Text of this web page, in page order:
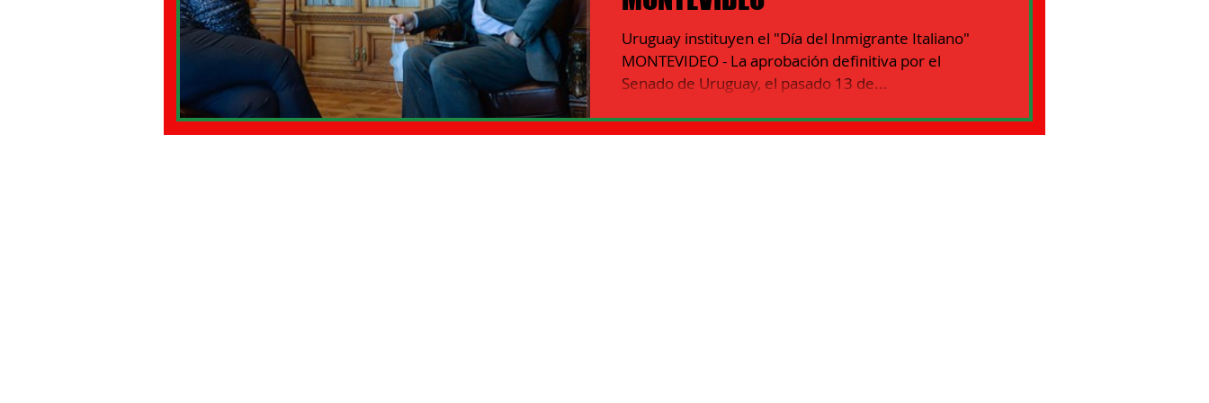
SPAGNA URUGUAY VENEZUELA Información ITALIA
Uruguay instituyen el "Día del Inmigrante Italiano"
MONTEVIDEO - La aprobación definitiva por el
Senado de Uruguay, el pasado 13 de...